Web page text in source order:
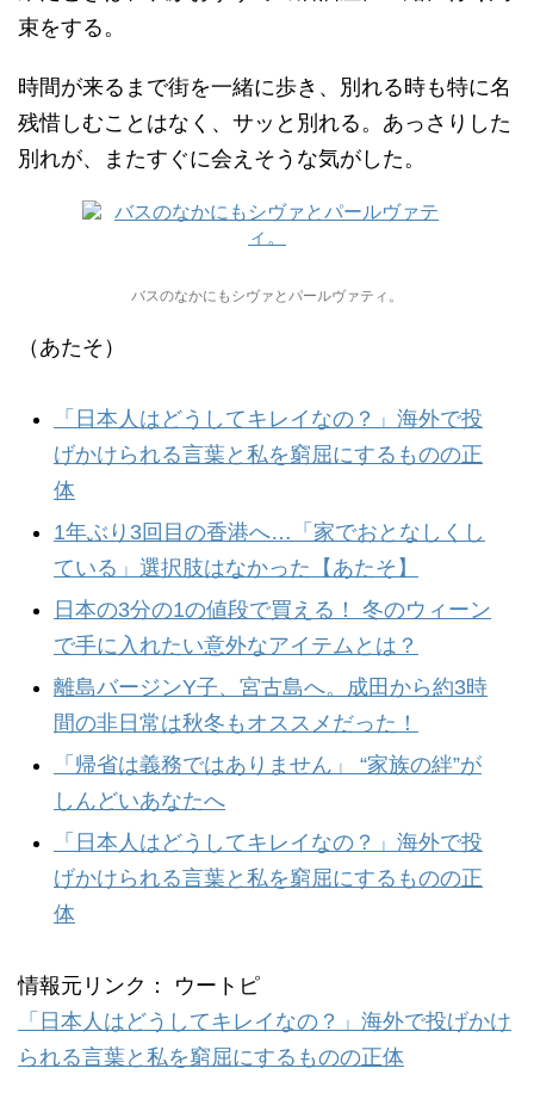
束をする。
時間が来るまで街を一緒に歩き、別れる時も特に名
残惜しむことはなく、サッと別れる。あっさりした
別れが、またすぐに会えそうな気がした。
バスのなかにもシヴァとパールヴァティ。
（あたそ）
「日本人はどうしてキレイなの？」海外で投
げかけられる言葉と私を窮屈にするものの正
体
1年ぶり3回目の香港へ…「家でおとなしくし
ている」選択肢はなかった【あたそ】
日本の3分の1の値段で買える！ 冬のウィーン
で手に入れたい意外なアイテムとは？
離島バージンY子、宮古島へ。成田から約3時
間の非日常は秋冬もオススメだった！
「帰省は義務ではありません」 “家族の絆”が
しんどいあなたへ
「日本人はどうしてキレイなの？」海外で投
げかけられる言葉と私を窮屈にするものの正
体
情報元リンク： ウートピ
「日本人はどうしてキレイなの？」海外で投げかけ
られる言葉と私を窮屈にするものの正体